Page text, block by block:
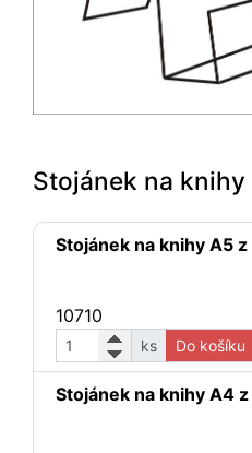
Stojánek na knihy
Stojánek na knihy A5
10710
ks Do košíku
Stojánek na knihy A4